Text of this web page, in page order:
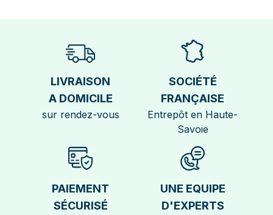
LIVRAISON
A DOMICILE
sur rendez-vous
SOCIÉTÉ
FRANÇAISE
Entrepôt en Haute-
Savoie
PAIEMENT
SÉCURISÉ
UNE EQUIPE
D'EXPERTS